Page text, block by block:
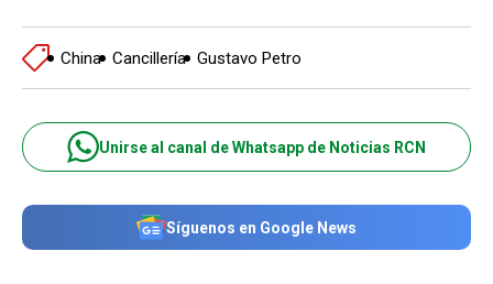
China Cancillería Gustavo Petro
Unirse al canal de Whatsapp de Noticias RCN
Síguenos en Google News